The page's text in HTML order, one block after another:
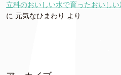
立科のおいしい水で育ったおいし
に 元気なひまわり より